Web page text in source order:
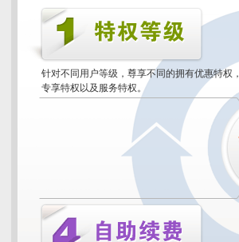
针对不同用户等级，尊享不同的拥有优惠特权，
专享特权以及服务特权。